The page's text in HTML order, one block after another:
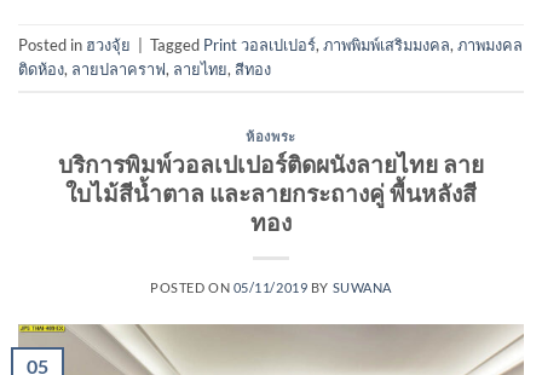
Posted in ฮวงจุ้ย Tagged Print วอลเปเปอร์,ภาพพิมพ์เสริมมงคล,ภาพมงคล
ติดห้อง, ลายปลาคราฟ, ลายไทย, สีทอง
ห้องพระ
บริการพิมพ์วอลเปเปอร์ติดผนังลายไทย ลาย
ใบไม้สีน้ำตาล และลายกระถางคู่ พื้นหลังสี
ทอง
POSTED ON 05/11/2019 BY SUWANA
05